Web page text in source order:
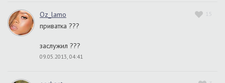
15
Oz_lamo
приватка ???
заслужил ???
09.05.2013, 04:41